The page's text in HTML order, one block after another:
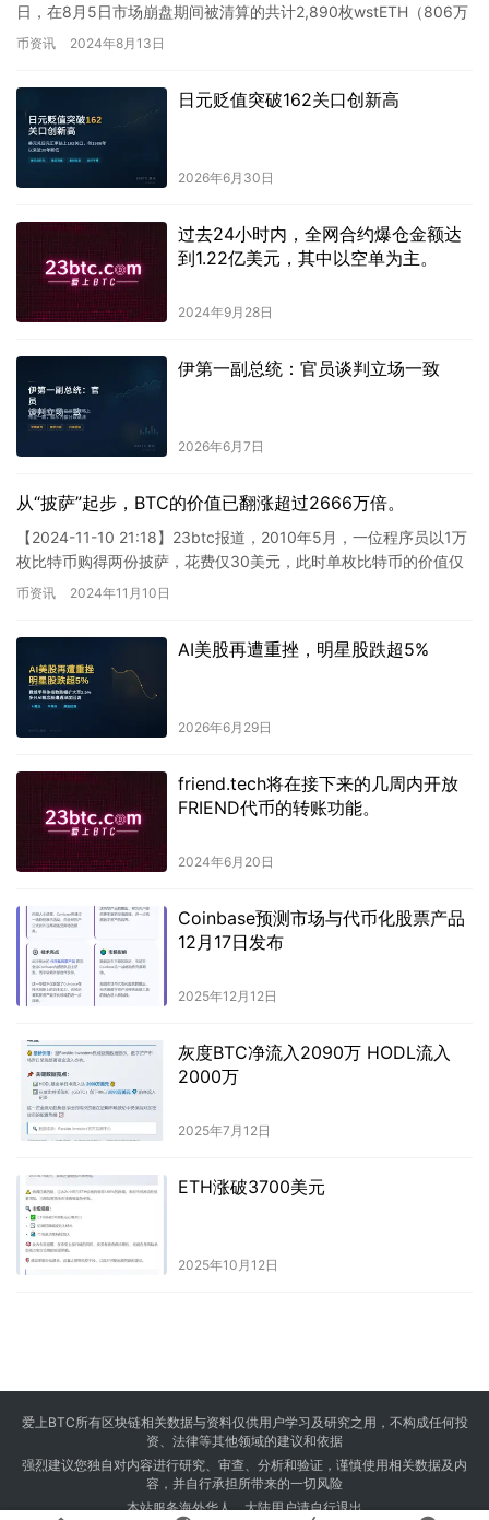
日，在8月5日市场崩盘期间被清算的共计2,890枚wstETH（806万
美元）后，该鲸鱼再…
币资讯 2024年8月13日
日元贬值突破162关口创新高
2026年6月30日
过去24小时内，全网合约爆仓金额达
到1.22亿美元，其中以空单为主。
2024年9月28日
伊第一副总统：官员谈判立场一致
2026年6月7日
从“披萨”起步，BTC的价值已翻涨超过2666万倍。
【2024-11-10 21:18】23btc报道，2010年5月，一位程序员以1万
枚比特币购得两份披萨，花费仅30美元，此时单枚比特币的价值仅
为0.003美元。如今，比特币已成功…
币资讯 2024年11月10日
AI美股再遭重挫，明星股跌超5%
2026年6月29日
friend.tech将在接下来的几周内开放
FRIEND代币的转账功能。
2024年6月20日
Coinbase预测市场与代币化股票产品
12月17日发布
2025年12月12日
灰度BTC净流入2090万 HODL流入
2000万
2025年7月12日
ETH涨破3700美元
2025年10月12日
爱上BTC所有区块链相关数据与资料仅供用户学习及研究之用，不构成任何投
资、法律等其他领域的建议和依据
强烈建议您独自对内容进行研究、审查、分析和验证，谨慎使用相关数据及内
容，并自行承担所带来的一切风险
本站服务海外华人，大陆用户请自行退出